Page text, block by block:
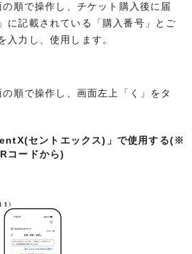
で操作し、チケット購入後に届
に記載されている「購入番号」とご
入力し、使用します。
で操作し、画面左上「く」をタ
セントエックス)」で使用する(※
コードから)